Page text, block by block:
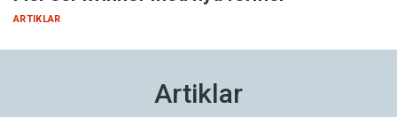
ARTIKLAR
Artiklar